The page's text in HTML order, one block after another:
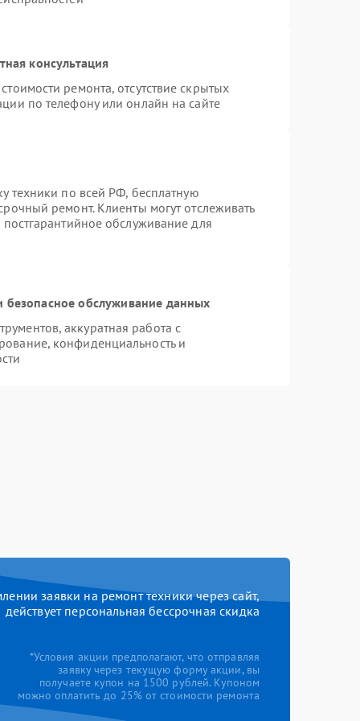
консультация
ремонта, отсутствие скрытых
по телефону или онлайн на сайте
техники по всей РФ, бесплатную
ремонт. Клиенты могут отслеживать
постгарантийное обслуживание для
обслуживание данных
аккуратная работа с
конфиденциальность и
заявки на ремонт техники через сайт,
действует персональная бессрочная скидка
*Условия акции предполагают, что отправляя
заявку через текущую форму акции, вы
получаете купон на 1500 рублей. Купоном
можно оплатить до 25% от стоимости ремонта